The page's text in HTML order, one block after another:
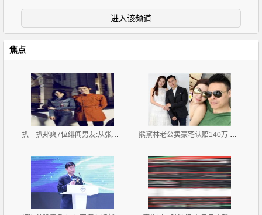
进入该频道
焦点
扒一扒郑爽7位绯闻男友:从张翰胡彦斌再到杨洋井柏然 熊黛林老公卖豪宅认赔140万 疑急于与前妻划清界限